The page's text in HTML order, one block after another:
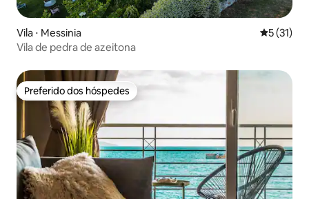
Vila ⋅ Messinia 5 de uma
5 (31)
Vila de pedra de azeitona
Preferido dos hóspedes
Preferido dos hóspedes